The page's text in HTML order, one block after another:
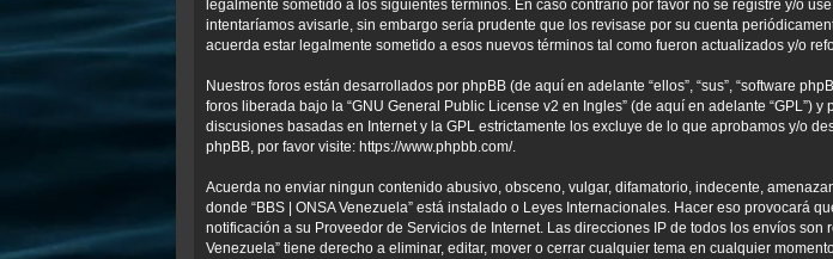
legalmente sometido a los siguientes términos. En caso contrario por favor no se registre y/o
intentaríamos avisarle, sin embargo sería prudente que los revisase por su cuenta
acuerda estar legalmente sometido a esos nuevos términos tal como fueron actualizados y/o
Nuestros foros están desarrollados por phpBB (de aquí en adelante “ellos”, “sus”, “software
foros liberada bajo la “GNU General Public License v2 en Ingles” (de aquí en adelante “GPL”)
discusiones basadas en Internet y la GPL estrictamente los excluye de lo que aprobamos y/o
phpBB, por favor visite: https://www.phpbb.com/.
Acuerda no enviar ningun contenido abusivo, obsceno, vulgar, difamatorio, indecente,
donde “BBS | ONSA Venezuela” está instalado o Leyes Internacionales. Hacer eso provocará
notificación a su Proveedor de Servicios de Internet. Las direcciones IP de todos los envíos
Venezuela” tiene derecho a eliminar, editar, mover o cerrar cualquier tema en cualquier